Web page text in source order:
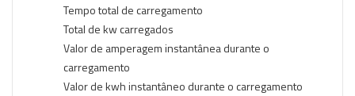
Tempo total de carregamento
Total de kw carregados
Valor de amperagem instantânea durante o
carregamento
Valor de kwh instantâneo durante o carregamento